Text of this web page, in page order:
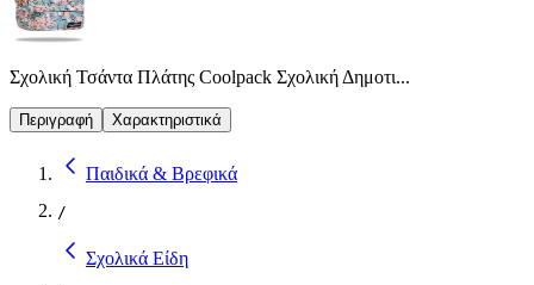
Σχολική Τσάντα Πλάτης Coolpack Σχολική Δημοτι...
Περιγραφή Χαρακτηριστικά
Παιδικά & Βρεφικά
/
Σχολικά Είδη